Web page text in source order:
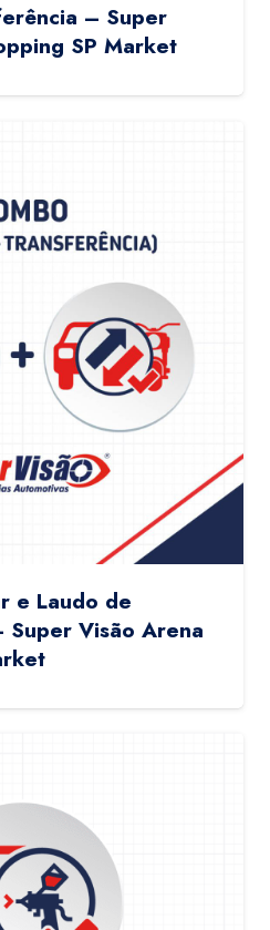
– Super
SP Market
e Laudo de
Super Visão Arena